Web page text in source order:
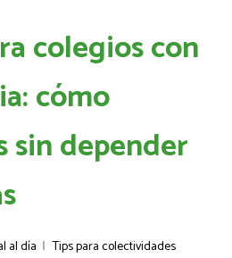
colegios con
cómo
sin depender
al día |Tips para colectividades